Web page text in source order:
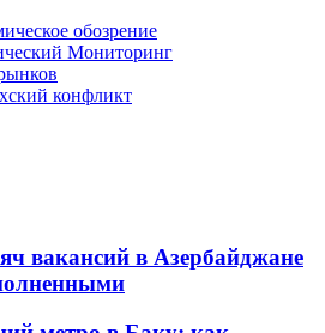
обозрение
Мониторинг
конфликт
вакансий в Азербайджане